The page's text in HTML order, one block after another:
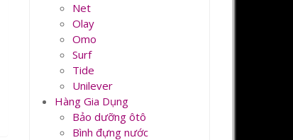
Net
Olay
Omo
Surf
Tide
Unilever
Hàng Gia Dụng
Bảo dưỡng ôtô
Bình đựng nước